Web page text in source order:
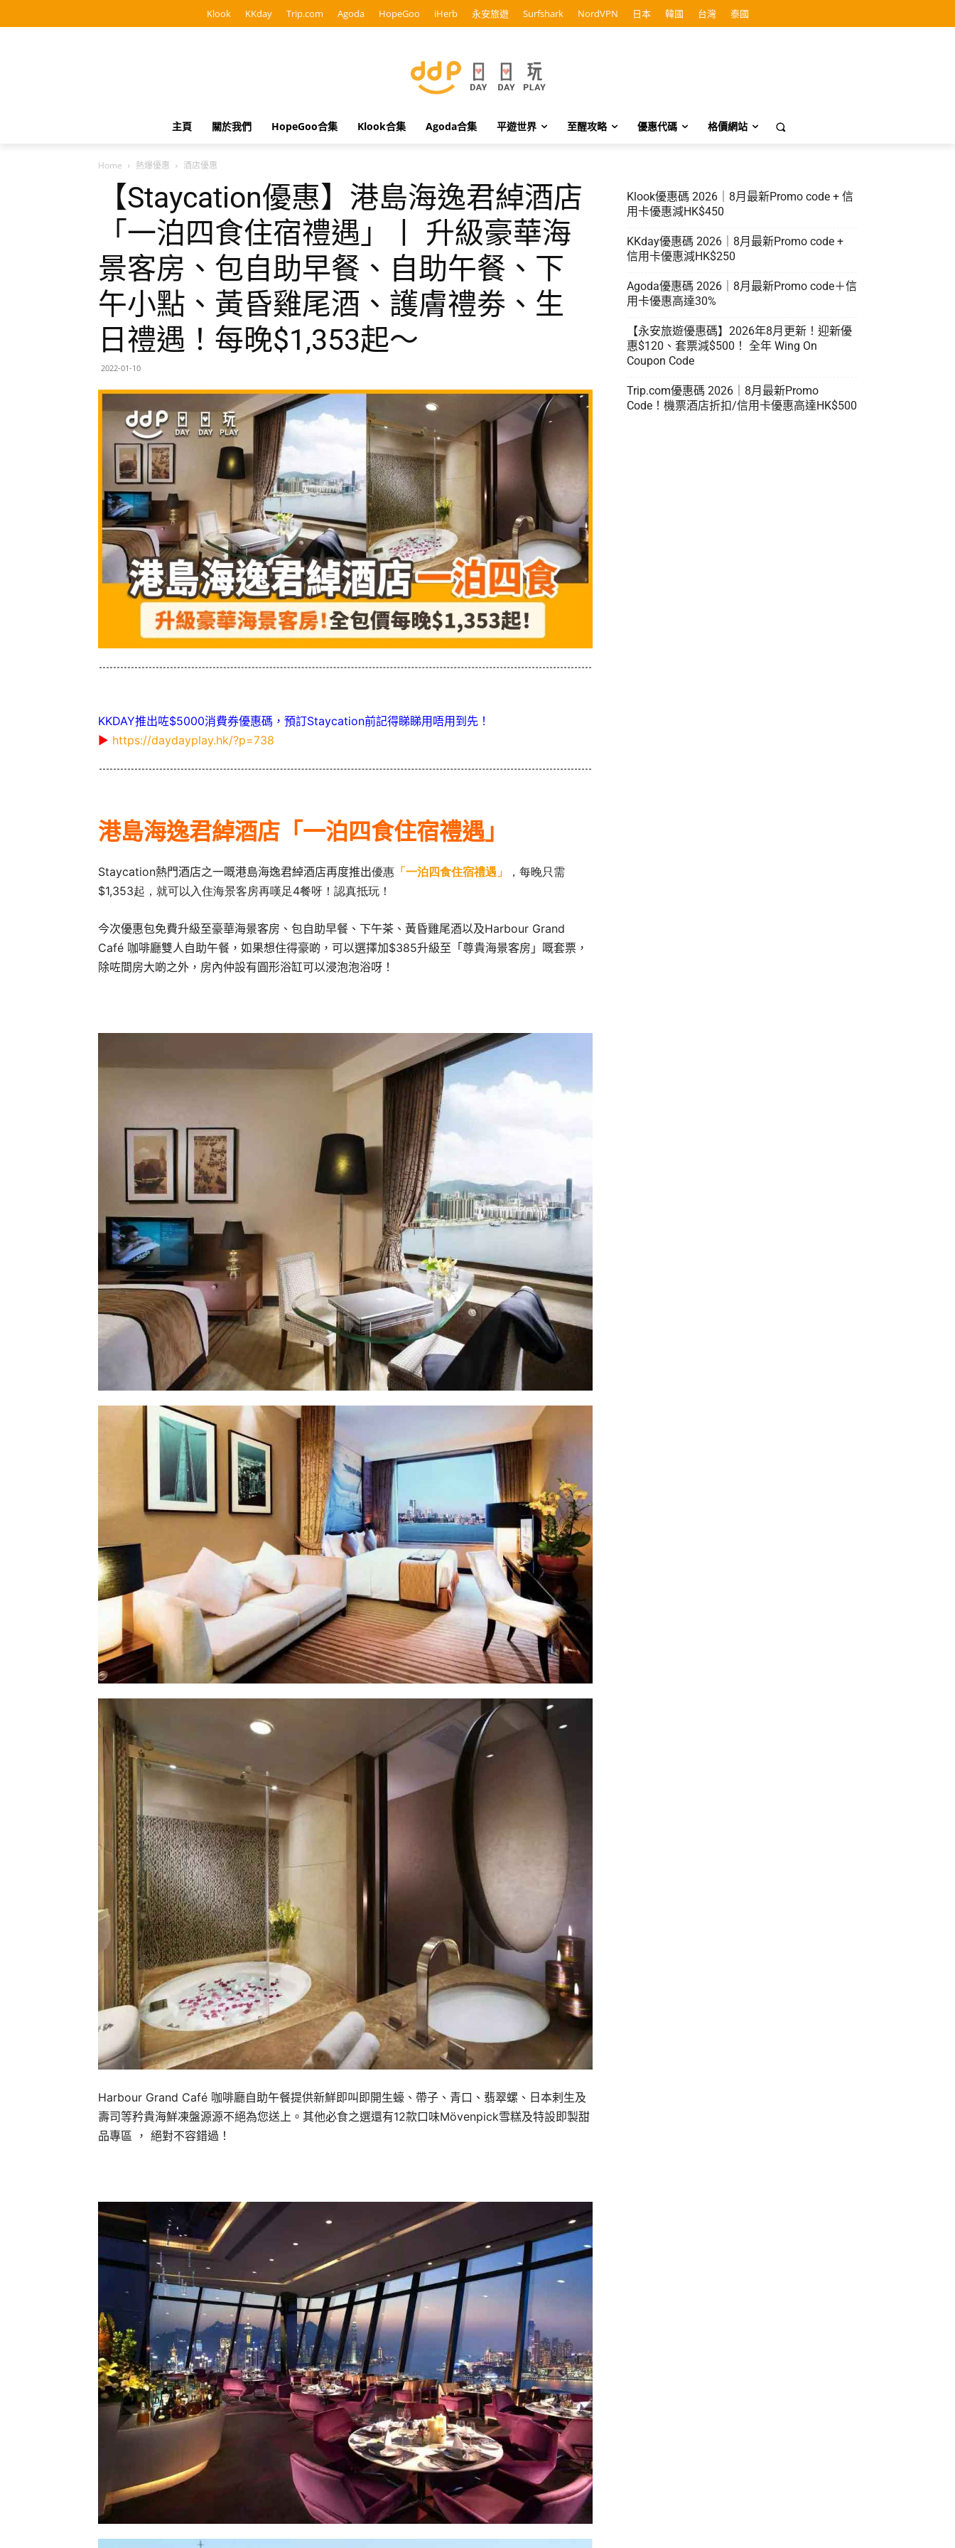
Klook KKday Trip.com Agoda HopeGoo iHerb 永安旅遊 Surfshark NordVPN 日本 韓國 台灣 泰國
主頁 關於我們 HopeGoo合集 Klook合集 Agoda合集 平遊世界 至醒攻略 優惠代碼 格價網站
Home 熱爆優惠 酒店優惠
【Staycation優惠】港島海逸君綽酒店
「一泊四食住宿禮遇」丨 升級豪華海
景客房、包自助早餐、自助午餐、下
午小點、黃昏雞尾酒、護膚禮劵、生
日禮遇！每晚$1,353起～
2022-01-10
KKDAY推出咗$5000消費券優惠碼，預訂Staycation前記得睇睇用唔用到先！
▶ https://daydayplay.hk/?p=738
港島海逸君綽酒店「一泊四食住宿禮遇」
Staycation熱門酒店之一嘅港島海逸君綽酒店再度推出優惠 「一泊四食住宿禮遇」
，每晚只需
$1,353起，就可以入住海景客房再嘆足4餐呀！認真抵玩！
今次優惠包免費升級至豪華海景客房、包自助早餐、下午茶、黃昏雞尾酒以及Harbour Grand
Café 咖啡廳雙人自助午餐，如果想住得豪啲，可以選擇加$385升級至「尊貴海景客房」嘅套票，
除咗間房大啲之外，房內仲設有圓形浴缸可以浸泡泡浴呀！
Harbour Grand Café 咖啡廳自助午餐提供新鮮即叫即開生蠔、帶子、青口、翡翠螺、 日本剌生及
壽司等矜貴海鮮凍盤源源不絕為您送上。 其他必食之選還有12款口味Mövenpick雪糕及特設即製甜
品專區 ， 絕對不容錯過！
Klook優惠碼 2026｜8月最新Promo code + 信
用卡優惠減HK$450
KKday優惠碼 2026｜8月最新Promo code +
信用卡優惠減HK$250
Agoda優惠碼 2026｜8月最新Promo code＋信
用卡優惠高達30%
【永安旅遊優惠碼】2026年8月更新！迎新優
惠$120、套票減$500！ 全年 Wing On
Coupon Code
Trip.com優惠碼 2026｜8月最新Promo
Code！機票酒店折扣/信用卡優惠高達HK$500